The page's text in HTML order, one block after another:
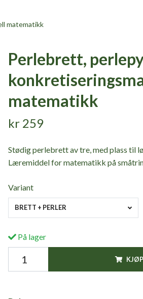
matematikk
Perlebrett,
matematikk
kr 259
Stødig perlebrett av tre, med plass til
Læremiddel for matematikk på
Variant
BRETT + PERLER
På lager
KJØP